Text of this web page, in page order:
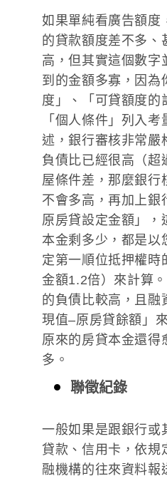
如果單純看廣告額度
的貸款額度差不多、
高，但其實這個數字
到的金額多寡，因為
度」、「可貸額度的
「個人條件」列入
述，銀行審核非常嚴
負債比已經很高（超
屋條件差，那麼銀行
不會多高，再加上銀
原房貸設定金額」，
本金剩多少，都是以
定第一順位抵押權時
金額1.2倍）來計算
的負債比較高，且融
現值–原房貸餘額」
原來的房貸本金還得
多。
聯徵紀錄
一般如果是跟銀行或
貸款、信用卡，依規
融機構的往來資料報